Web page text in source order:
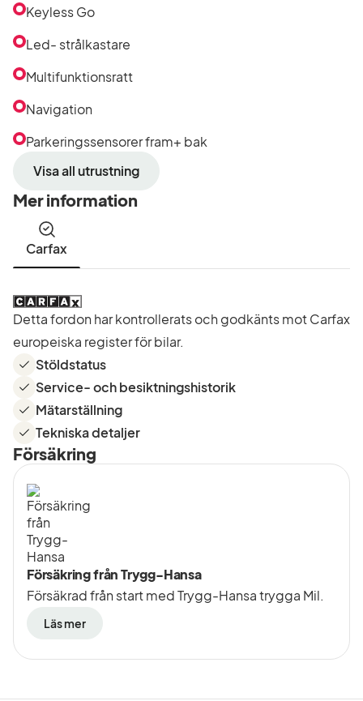
Keyless Go
Led- strålkastare
Multifunktionsratt
Navigation
Parkeringssensorer fram+ bak
Visa all utrustning
Mer information
Carfax
Detta fordon har kontrollerats och godkänts mot Carfax
europeiska register för bilar.
Stöldstatus
Service- och besiktningshistorik
Mätarställning
Tekniska detaljer
Försäkring
Försäkring från Trygg-Hansa
Försäkrad från start med Trygg-Hansa trygga Mil.
Läs mer